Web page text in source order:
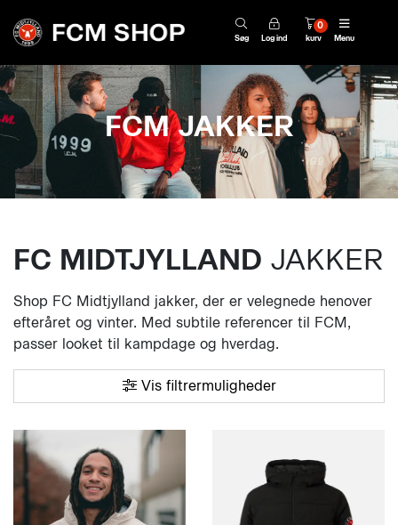
Søg Log ind kurv
0
Menu
FCM JAKKER
FC MIDTJYLLAND JAKKER
Shop FC Midtjylland jakker, der er velegnede henover
efteråret og vinter. Med subtile referencer til FCM,
passer looket til kampdage og hverdag.
Vis filtrermuligheder